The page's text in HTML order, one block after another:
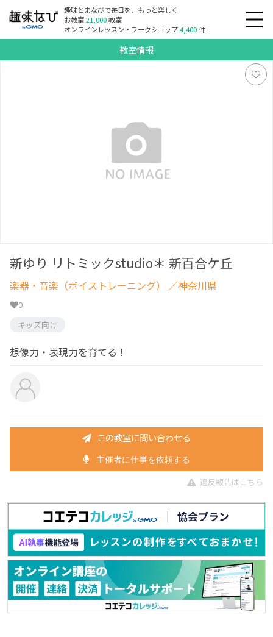
趣味とまなびで毎日を、もっと楽しく
お教室21,000教室
オンラインレッスン・ワークショップ4,400件
教室情報
新ゆり リトミックstudio＊ 新百合ケ丘
楽器・音楽（ボイストレーニング） ／神奈川県
0
キッズ向け
想像力・表現力を育てる！
この教室に問い合わせる
主催者に仕事を依頼する
違反報告はこちら